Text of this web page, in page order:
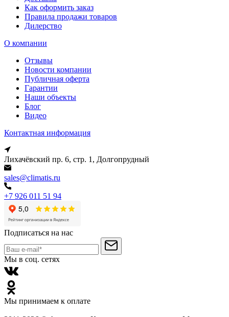
Как оформить заказ
Правила продажи товаров
Дилерство
О компании
Отзывы
Новости компании
Публичная оферта
Гарантии
Наши объекты
Блог
Видео
Контактная информация
Лихачёвский пр. 6, стр. 1, Долгопрудный
sales@climatis.ru
+7 926 011 51 94
Подписаться на нас
Мы в соц. сетях
Мы принимаем к оплате